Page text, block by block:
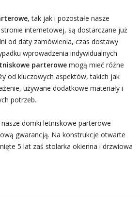
, tak jak i pozostałe nasze
internetowej, są dostarczane już
od daty zamówienia, czas dostawy
wprowadzenia indywidualnych
parterowe mogą mieć różne
od kluczowych aspektów, takich jak
używane dodatkowe materiały i
potrzeb.
domki letniskowe parterowe
gwarancją. Na konstrukcje otwarte
5 lat zaś stolarka okienna i drzwiowa